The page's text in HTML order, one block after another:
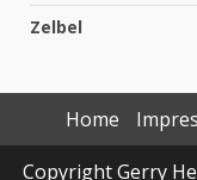
Zelbel
Home
Copyright Gerry